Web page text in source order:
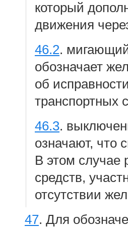
который
движения
46.2.
обозначает
об
транспортных
46.3.
означают, что
В этом случае
средств,
отсутствии
47. Для